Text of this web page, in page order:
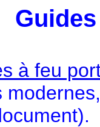
à feu